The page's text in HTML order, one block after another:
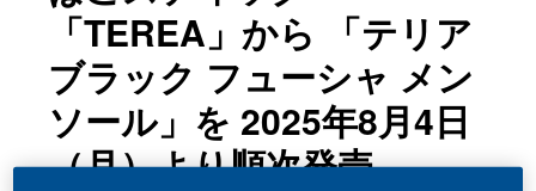
「TEREA」から 「テリア
ブラック フューシャ メン
ソール」を 2025年8月4日
（月）より順次発売